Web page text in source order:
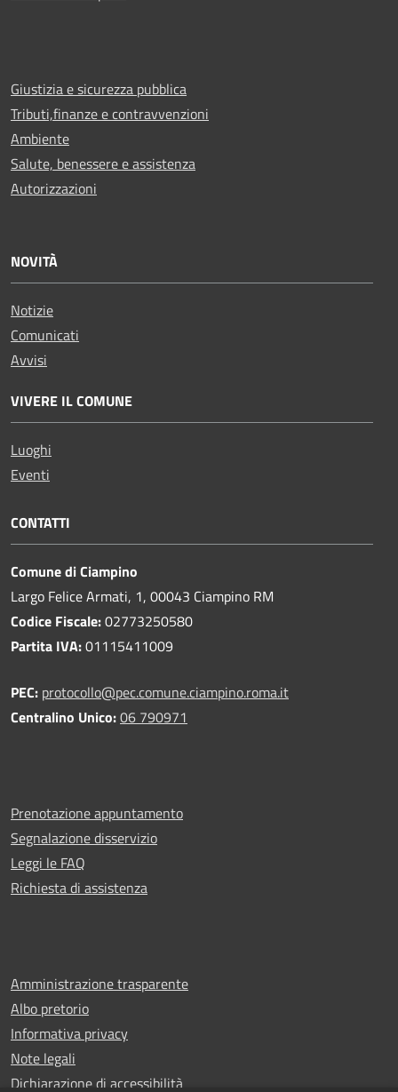
Giustizia e sicurezza pubblica
Tributi,finanze e contravvenzioni
Ambiente
Salute, benessere e assistenza
Autorizzazioni
NOVITÀ
Notizie
Comunicati
Avvisi
VIVERE IL COMUNE
Luoghi
Eventi
CONTATTI
Comune di Ciampino
Largo Felice Armati, 1, 00043 Ciampino RM
Codice Fiscale:02773250580
Partita IVA:01115411009
PEC: protocollo@pec.comune.ciampino.roma.it
Centralino Unico:06 790971
Prenotazione appuntamento
Segnalazione disservizio
Leggi le FAQ
Richiesta di assistenza
Amministrazione trasparente
Albo pretorio
Informativa privacy
Note legali
Dichiarazione di accessibilità